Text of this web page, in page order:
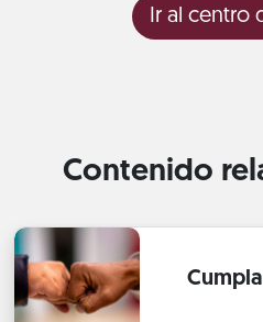
Ir al centro
Contenido